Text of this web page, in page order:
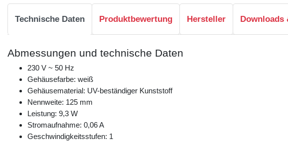
Technische Daten Produktbewertung Hersteller Downloads
Abmessungen und technische Daten
230 V ~ 50 Hz
Gehäusefarbe: weiß
Gehäusematerial: UV-beständiger Kunststoff
Nennweite: 125 mm
Leistung: 9,3 W
Stromaufnahme: 0,06 A
Geschwindigkeitsstufen: 1